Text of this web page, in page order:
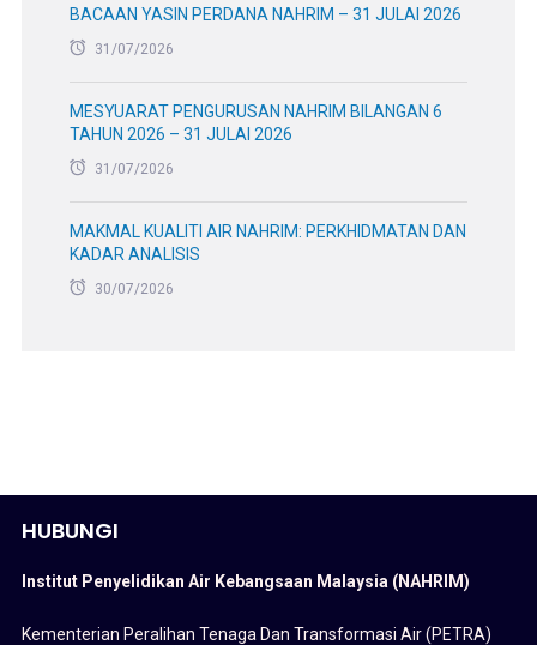
BACAAN YASIN PERDANA NAHRIM – 31 JULAI 2026
31/07/2026
MESYUARAT PENGURUSAN NAHRIM BILANGAN 6
TAHUN 2026 – 31 JULAI 2026
31/07/2026
MAKMAL KUALITI AIR NAHRIM: PERKHIDMATAN DAN
KADAR ANALISIS
30/07/2026
HUBUNGI
Institut Penyelidikan Air Kebangsaan Malaysia (NAHRIM)
Kementerian Peralihan Tenaga Dan Transformasi Air (PETRA)